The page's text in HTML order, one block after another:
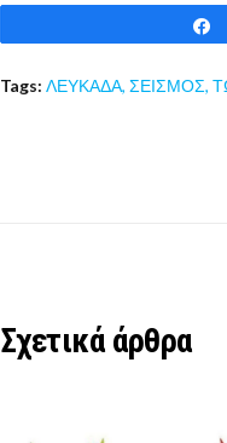
Tags: ΛΕΥΚΑΔΑ, ΣΕΙΣΜΟΣ,
Σχετικά άρθρα